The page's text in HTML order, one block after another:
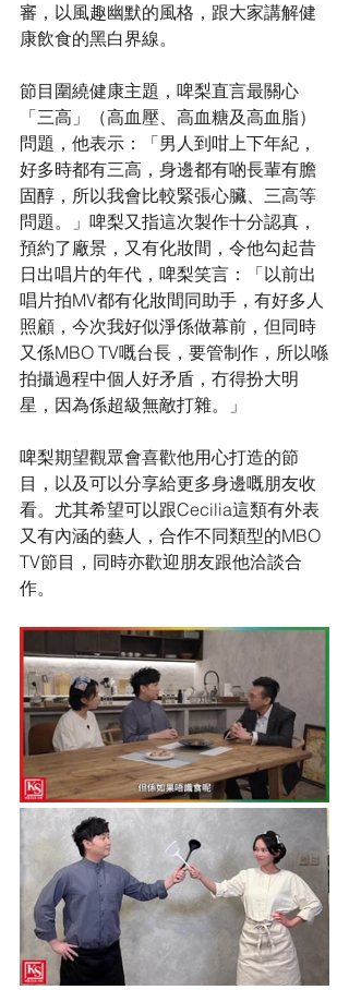
審，以風趣幽默的風格，跟大家講解健
康飲食的黑白界線。
節目圍繞健康主題，啤梨直言最關心
「三高」（高血壓、高血糖及高血脂）
問題，他表示：「男人到咁上下年紀，
好多時都有三高，身邊都有啲長輩有膽
固醇，所以我會比較緊張心臟、三高等
問題。」啤梨又指這次製作十分認真，
預約了廠景，又有化妝間，令他勾起昔
日出唱片的年代，啤梨笑言：「以前出
唱片拍MV都有化妝間同助手，有好多人
照顧，今次我好似淨係做幕前，但同時
又係MBO TV嘅台長，要管制作，所以喺
拍攝過程中個人好矛盾，冇得扮大明
星，因為係超級無敵打雜。」
啤梨期望觀眾會喜歡他用心打造的節
目，以及可以分享給更多身邊嘅朋友收
看。尤其希望可以跟Cecilia這類有外表
又有內涵的藝人，合作不同類型的MBO
TV節目，同時亦歡迎朋友跟他洽談合
作。